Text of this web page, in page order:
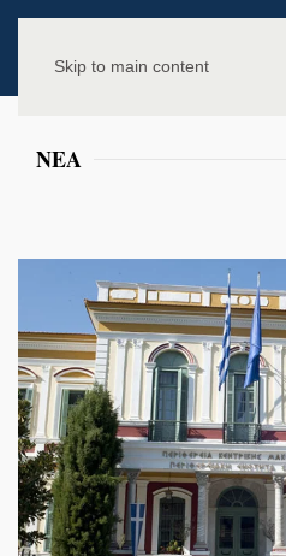
Skip to main content
NEA